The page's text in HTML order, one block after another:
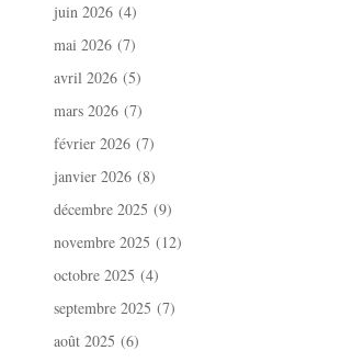
juin 2026 (4)
mai 2026 (7)
avril 2026 (5)
mars 2026 (7)
février 2026 (7)
janvier 2026 (8)
décembre 2025 (9)
novembre 2025 (12)
octobre 2025 (4)
septembre 2025 (7)
août 2025 (6)